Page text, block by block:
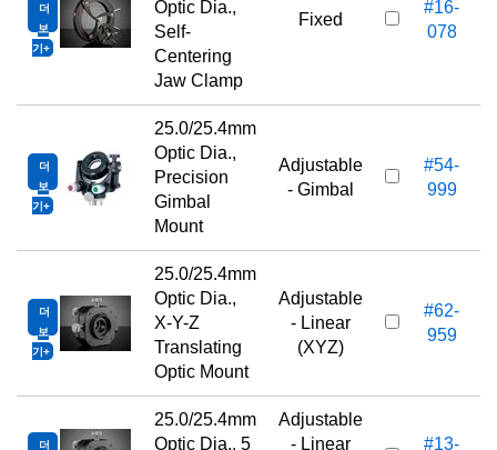
더
보
기
Optic Dia.,
Self-
Centering
Jaw Clamp
Fixed
#16-
078
더
보
기
25.0/25.4mm
Optic Dia.,
Precision
Gimbal
Mount
Adjustable
- Gimbal
#54-
999
더
보
기
25.0/25.4mm
Optic Dia.,
X-Y-Z
Translating
Optic Mount
Adjustable
- Linear
(XYZ)
#62-
959
더
25.0/25.4mm
Optic Dia., 5
Adjustable
- Linear
#13-